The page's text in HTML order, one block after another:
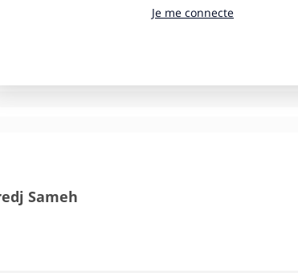
Jean, qui est dans la phase légère de son
aujourd’hui. Smarty est l’assistant intelligent
Smarty a lancé le café, qui est en
rouge sur l’écran LED de la porte du
d’infos – en traçant la speakerine à sa
Sameh